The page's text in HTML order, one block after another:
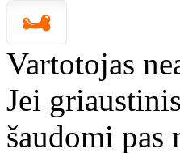
Vartotojas
Jei
šaudomi